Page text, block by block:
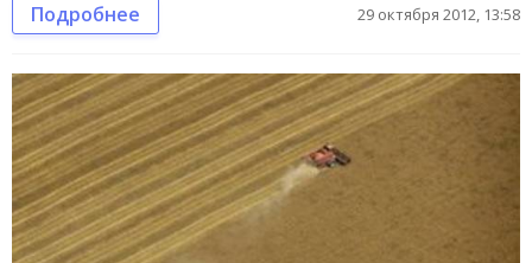
Подробнее 29 октября 2012, 13:58